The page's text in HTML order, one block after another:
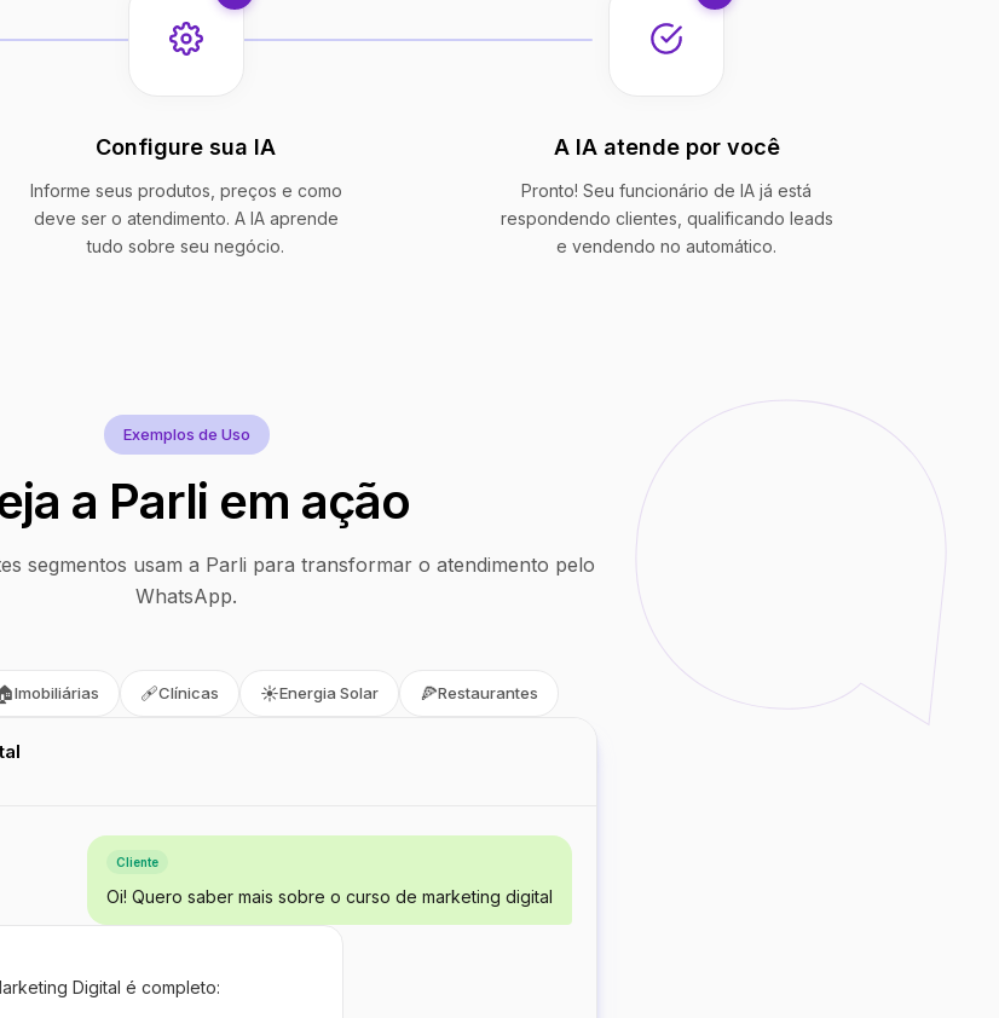
Configure sua IA
Informe seus produtos, preços e como
deve ser o atendimento. A IA aprende
tudo sobre seu negócio.
A IA atende por você
Pronto! Seu funcionário de IA já está
respondendo clientes, qualificando leads
e vendendo no automático.
Exemplos de Uso
a Parli em ação
segmentos usam a Parli para transformar o atendimento pelo
WhatsApp.
Imobiliárias 🩹Clínicas ☀️Energia Solar 🍕Restaurantes
Cliente
Oi! Quero saber mais sobre o curso de marketing digital
Digital é completo: